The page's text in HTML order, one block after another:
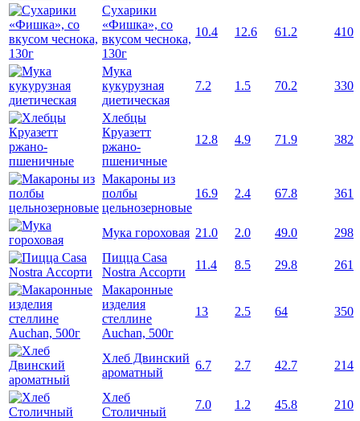
Сухарики
«Фишка», со
вкусом чеснока,
130г
10.4 12.6 61.2 410
Мука
кукурузная
диетическая
7.2 1.5 70.2 330
Хлебцы
Круазетт
ржано-
пшеничные
12.8 4.9 71.9 382
Макароны из
полбы
цельнозерновые
16.9 2.4 67.8 361
Мука гороховая 21.0 2.0 49.0
298
Пицца Casa
Nostra Ассорти
11.4 8.5 29.8
261
Макаронные
изделия
стеллине
Auchan, 500г
13 2.5 64 350
Хлеб Двинский
ароматный
6.7 2.7 42.7 214
Хлеб
Столичный
7.0 1.2 45.8
210